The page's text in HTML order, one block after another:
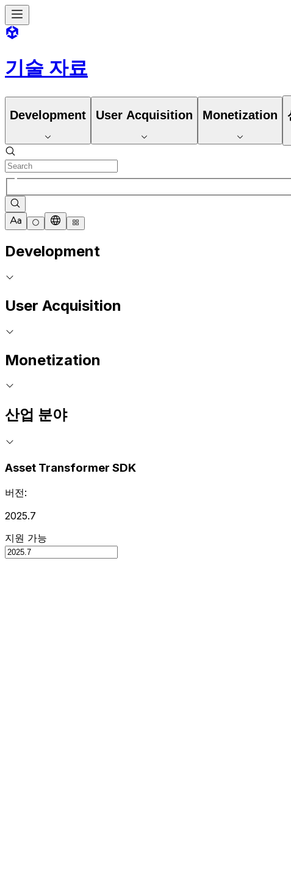
기술 자료
Development User Acquisition Monetization
Development
User Acquisition
Monetization
산업 분야
Asset Transformer SDK
버전:
2025.7
지원 가능